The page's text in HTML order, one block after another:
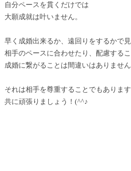
自分ペースを貫くだけでは
大願成就は叶いません。
早く成婚出来るか、遠回りをするかで
相手のペースに合わせたり、配慮する
成婚に繋がることは間違いはありません
それは相手を尊重することでもあります
共に頑張りましょう！(^^♪